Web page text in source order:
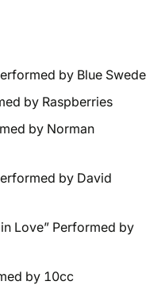
by Blue Swede
by Raspberries
by Norman
by David
Love” Performed by
by 10cc